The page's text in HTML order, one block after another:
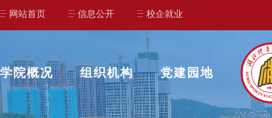
网站首页 信息公开 校企就业
学院概况 组织机构 党建园地